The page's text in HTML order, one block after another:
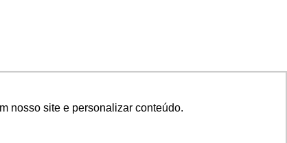
nosso site e personalizar conteúdo.